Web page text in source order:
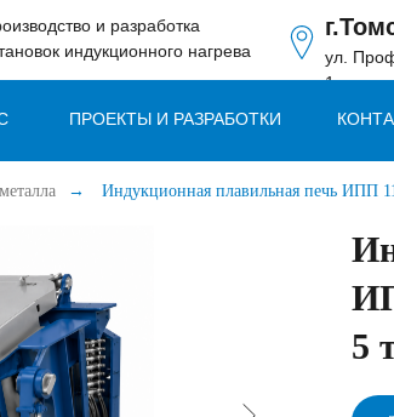
ул.
1
и разработка
индукционного нагрева
ПРОЕКТЫ И РАЗРАБОТКИ
→ Индукционная плавильная печь ИПП
5